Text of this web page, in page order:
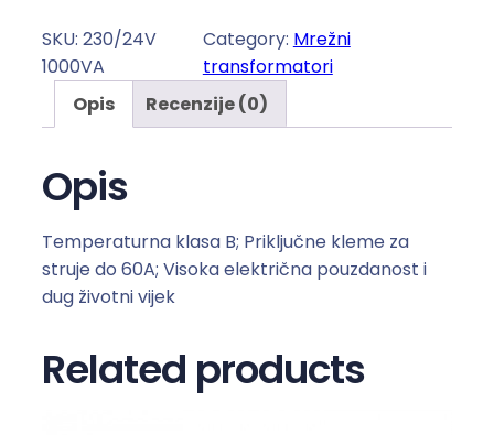
a
f
0
-
4
V
1
0
0
SKU: 230/24V
1000VA
Category: Mrežni
transformatori
Opis
Recenzije (0)
Opis
Temperaturna klasa B; Priključne kleme za
struje do 60A; Visoka električna pouzdanost i
dug životni vijek
Related products